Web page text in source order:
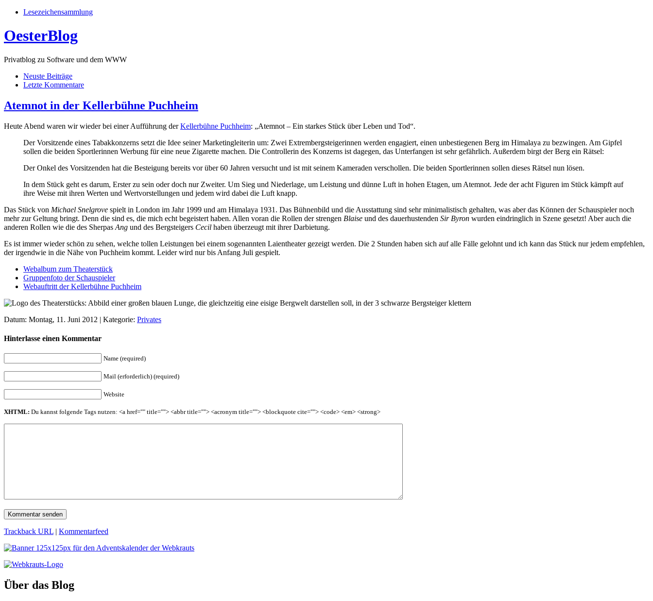
Lesezeichensammlung
OesterBlog
Privatblog zu Software und dem WWW
Neuste Beiträge
Letzte Kommentare
Atemnot in der Kellerbühne Puchheim
Heute Abend waren wir wieder bei einer Aufführung derKellerbühne Puchheim: „Atemnot – Ein starkes Stück über Leben und Tod“.
Der Vorsitzende eines Tabakkonzerns setzt die Idee seiner Marketingleiterin um: Zwei Extrembergsteigerinnen werden engagiert, einen unbestiegenen Berg im Himalaya zu bezwingen. Am Gipfel
sollen die beiden Sportlerinnen Werbung für eine neue Zigarette machen. Die Controllerin des Konzerns ist dagegen, das Unterfangen ist sehr gefährlich. Außerdem birgt der Berg ein Rätsel:
Der Onkel des Vorsitzenden hat die Besteigung bereits vor über 60 Jahren versucht und ist mit seinem Kameraden verschollen. Die beiden Sportlerinnen sollen dieses Rätsel nun lösen.
In dem Stück geht es darum, Erster zu sein oder doch nur Zweiter. Um Sieg und Niederlage, um Leistung und dünne Luft in hohen Etagen, um Atemnot. Jede der acht Figuren im Stück kämpft auf
ihre Weise mit ihren Werten und Wertvorstellungen und jedem wird dabei die Luft knapp.
Das Stück von Michael Snelgrove spielt in London im Jahr 1999 und am Himalaya 1931. Das Bühnenbild und die Ausstattung sind sehr minimalistisch gehalten, was aber das Können der Schauspieler noch
mehr zur Geltung bringt. Denn die sind es, die mich echt begeistert haben. Allen voran die Rollen der strengen Blaise und des dauerhustenden Sir Byron wurden eindringlich in Szene gesetzt! Aber auch die
anderen Rollen wie die des Sherpas Ang und des Bergsteigers Cecil haben überzeugt mit ihrer Darbietung.
Es ist immer wieder schön zu sehen, welche tollen Leistungen bei einem sogenannten Laientheater gezeigt werden. Die 2 Stunden haben sich auf alle Fälle gelohnt und ich kann das Stück nur jedem empfehlen,
der irgendwie in die Nähe von Puchheim kommt. Leider wird nur bis Anfang Juli gespielt.
Webalbum zum Theaterstück
Gruppenfoto der Schauspieler
Webauftritt der Kellerbühne Puchheim
Datum: Montag, 11. Juni 2012 | Kategorie: Privates
Hinterlasse einen Kommentar
Name (required)
Mail (erforderlich) (required)
Website
XHTML: Du kannst folgende Tags nutzen: <a href="" title=""> <abbr title=""> <acronym title=""> <blockquote cite=""> <code> <em> <strong>
Trackback URL | Kommentarfeed
Über das Blog